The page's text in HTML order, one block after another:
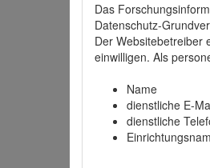
Das
Datenschutz-
Der Websitebetreiber
einwilligen. Als
Name
dienstliche E-
dienstliche